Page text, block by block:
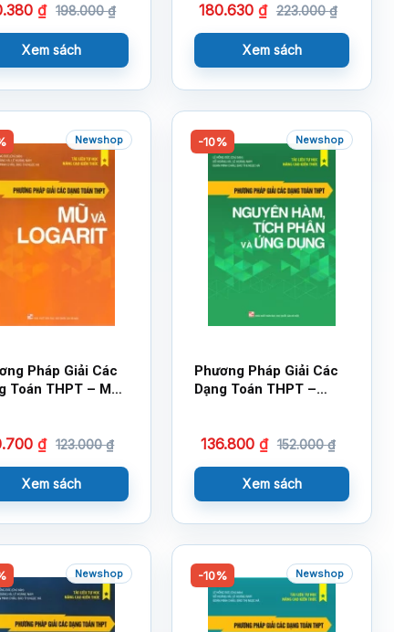
₫ 198.000₫
Xem sách
180.630 ₫ 223.000₫
Xem sách
Newshop
Pháp Giải Các
Toán THPT – Mũ
₫ 123.000₫
Xem sách
-10% Newshop
Phương Pháp Giải Các
Dạng Toán THPT –
136.800 ₫ 152.000₫
Xem sách
Newshop -10% Newshop